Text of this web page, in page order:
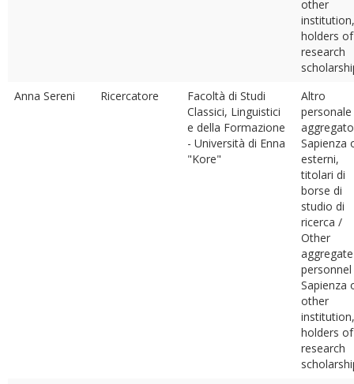
other
institution,
holders of
research
Anna Sereni
Ricercatore
Facoltà di Studi
Classici, Linguistici
e della Formazione
- Università di Enna
"Kore"
Altro
personale
aggregato
Sapienza
esterni,
titolari di
borse di
studio di
ricerca /
Other
aggregate
personnel
Sapienza
other
institution,
holders of
research